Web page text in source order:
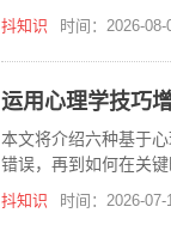
抖知识 时间：2026-08-
运用心理学技巧
本文将介绍六种基于
错误，再到如何在关
中更加游刃有余。
抖知识 时间：2026-07-